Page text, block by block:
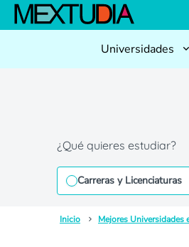
Universidades
¿Qué quieres estudiar?
Carreras y Licenciaturas
Inicio Mejores Universidades